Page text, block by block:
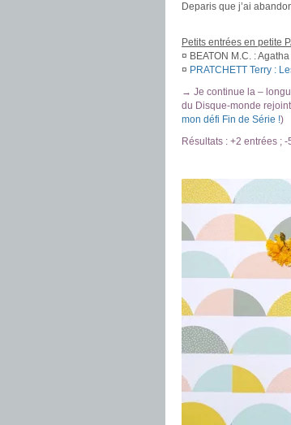
Deparis que j’ai
Petits entrées en petite
¤ BEATON M.C. :
¤ PRATCHETT Terry :
→ Je continue la –
du Disque-monde
mon défi Fin de Série !)
Résultats : +2 entrées ; -